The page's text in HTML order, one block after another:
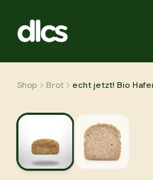
Shop Brot echt jetzt! Bio